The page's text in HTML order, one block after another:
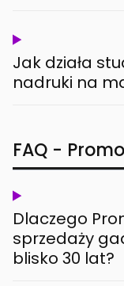
Jak działa
nadruki na
FAQ -
Dlaczego
sprzedaży
blisko 30 lat?